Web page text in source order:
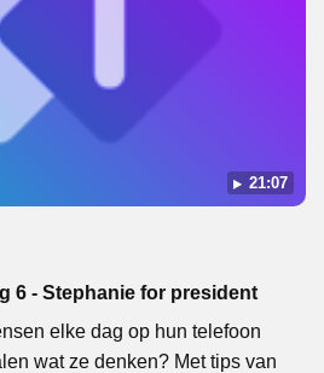
21:07
6 - Stephanie for president
elke dag op hun telefoon
wat ze denken? Met tips van